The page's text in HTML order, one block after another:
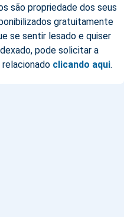
são propriedade dos seus
gratuitamente
se sentir lesado e quiser
pode solicitar a
clicando aqui.